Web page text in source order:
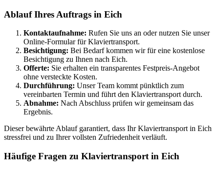
Ablauf Ihres Auftrags in Eich
Kontaktaufnahme: Rufen Sie uns an oder nutzen Sie unser
Online-Formular für Klaviertransport.
Besichtigung: Bei Bedarf kommen wir für eine kostenlose
Besichtigung zu Ihnen nach Eich.
Offerte: Sie erhalten ein transparentes Festpreis-Angebot
ohne versteckte Kosten.
Durchführung: Unser Team kommt pünktlich zum
vereinbarten Termin und führt den Klaviertransport durch.
Abnahme: Nach Abschluss prüfen wir gemeinsam das
Ergebnis.
Dieser bewährte Ablauf garantiert, dass Ihr Klaviertransport in Eich
stressfrei und zu Ihrer vollsten Zufriedenheit verläuft.
Häufige Fragen zu Klaviertransport in Eich